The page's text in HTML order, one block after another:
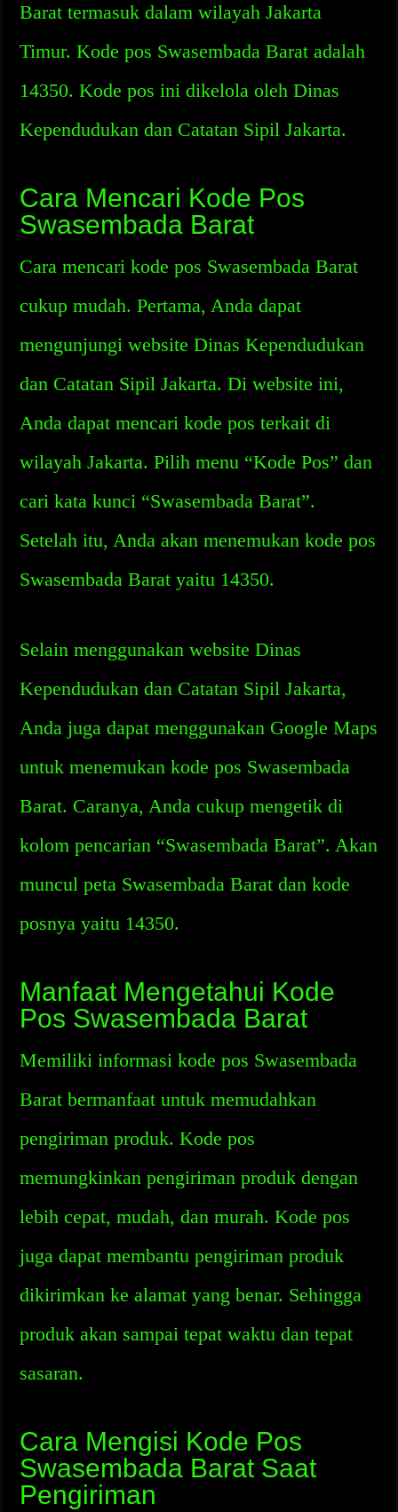
Barat termasuk dalam wilayah Jakarta
Timur. Kode pos Swasembada Barat adalah
14350. Kode pos ini dikelola oleh Dinas
Kependudukan dan Catatan Sipil Jakarta.
Cara Mencari Kode Pos
Swasembada Barat
Cara mencari kode pos Swasembada Barat
cukup mudah. Pertama, Anda dapat
mengunjungi website Dinas Kependudukan
dan Catatan Sipil Jakarta. Di website ini,
Anda dapat mencari kode pos terkait di
wilayah Jakarta. Pilih menu “Kode Pos” dan
cari kata kunci “Swasembada Barat”.
Setelah itu, Anda akan menemukan kode pos
Swasembada Barat yaitu 14350.
Selain menggunakan website Dinas
Kependudukan dan Catatan Sipil Jakarta,
Anda juga dapat menggunakan Google Maps
untuk menemukan kode pos Swasembada
Barat. Caranya, Anda cukup mengetik di
kolom pencarian “Swasembada Barat”. Akan
muncul peta Swasembada Barat dan kode
posnya yaitu 14350.
Manfaat Mengetahui Kode
Pos Swasembada Barat
Memiliki informasi kode pos Swasembada
Barat bermanfaat untuk memudahkan
pengiriman produk. Kode pos
memungkinkan pengiriman produk dengan
lebih cepat, mudah, dan murah. Kode pos
juga dapat membantu pengiriman produk
dikirimkan ke alamat yang benar. Sehingga
produk akan sampai tepat waktu dan tepat
sasaran.
Cara Mengisi Kode Pos
Swasembada Barat Saat
Pengiriman